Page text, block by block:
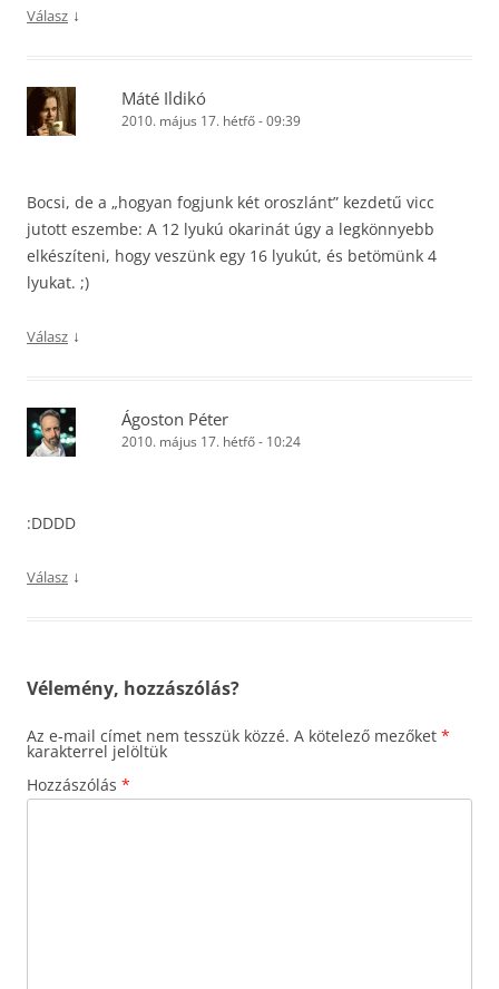
Válasz ↓
Máté Ildikó
2010. május 17. hétfő - 09:39
Bocsi, de a „hogyan fogjunk két oroszlánt” kezdetű vicc
jutott eszembe: A 12 lyukú okarinát úgy a legkönnyebb
elkészíteni, hogy veszünk egy 16 lyukút, és betömünk 4
lyukat. ;)
Válasz ↓
Ágoston Péter
2010. május 17. hétfő - 10:24
:DDDD
Válasz ↓
Vélemény, hozzászólás?
Az e-mail címet nem tesszük közzé. A kötelező mezőket *
karakterrel jelöltük
Hozzászólás *